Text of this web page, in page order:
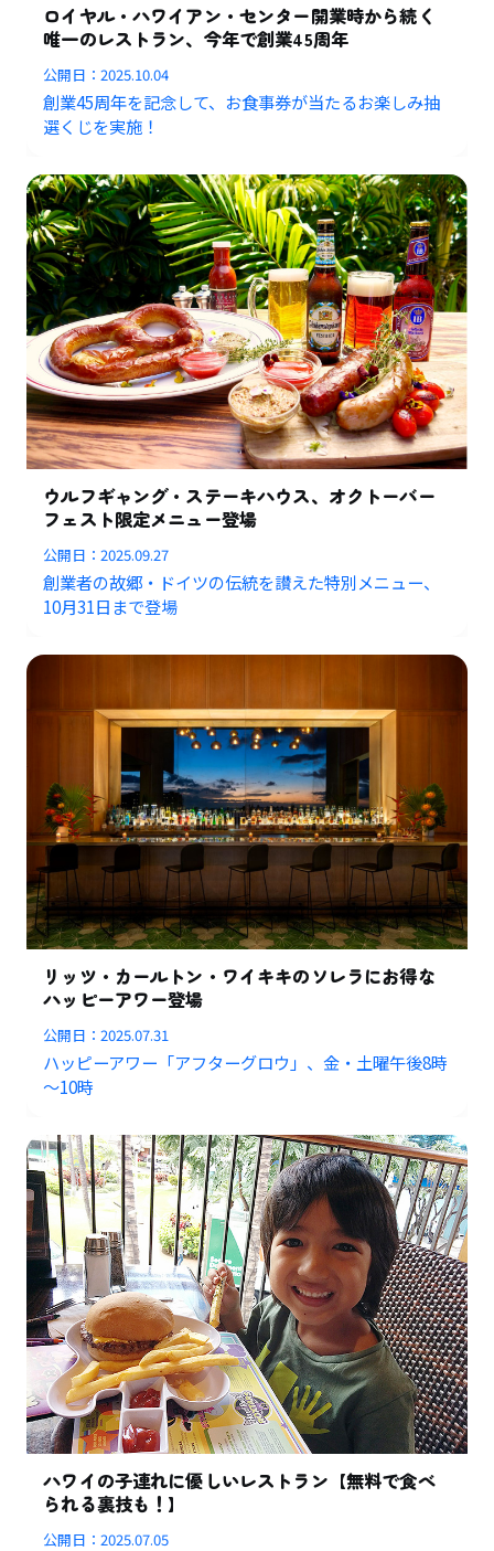
ロイヤル・ハワイアン・センター開業時から続く
唯一のレストラン、今年で創業45周年
公開日：2025.10.04
創業45周年を記念して、お食事券が当たるお楽しみ抽
選くじを実施！
ウルフギャング・ステーキハウス、オクトーバー
フェスト限定メニュー登場
公開日：2025.09.27
創業者の故郷・ドイツの伝統を讃えた特別メニュー、
10月31日まで登場
リッツ・カールトン・ワイキキのソレラにお得な
ハッピーアワー登場
公開日：2025.07.31
ハッピーアワー「アフターグロウ」、金・土曜午後8時
～10時
ハワイの子連れに優しいレストラン【無料で食べ
られる裏技も！】
公開日：2025.07.05